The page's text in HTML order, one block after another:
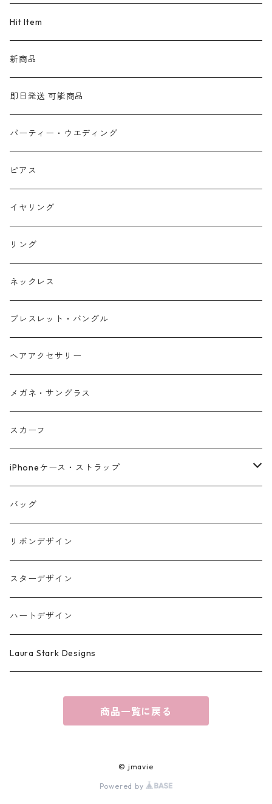
Hit Item
新商品
即日発送 可能商品
パーティー・ウエディング
ピアス
イヤリング
リング
ネックレス
ブレスレット・バングル
ヘアアクセサリー
メガネ・サングラス
スカーフ
iPhoneケース・ストラップ
iPhone17シリーズ対応
バッグ
リボンデザイン
スターデザイン
ハートデザイン
Laura Stark Designs
商品一覧に戻る
© jmavie
Powered by